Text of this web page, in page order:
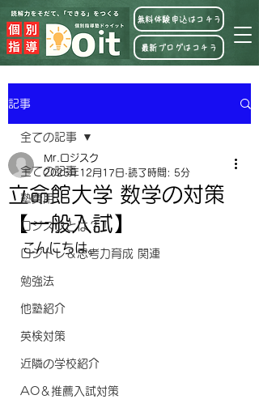
無料体験申込はコチラ
最新ブログはコチラ
記事
全ての記事
塾費用
ロジスクとは？！
ロジトレ＆思考力育成 関連
勉強法
他塾紹介
英検対策
近隣の学校紹介
AO＆推薦入試対策
全ての記事
立命館大学 数学の対策
【一般入試】
Mr.ロジスク
2025年12月17日 読了時間: 5分
こんにちは。